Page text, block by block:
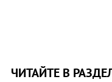
ЧИТАЙТЕ В